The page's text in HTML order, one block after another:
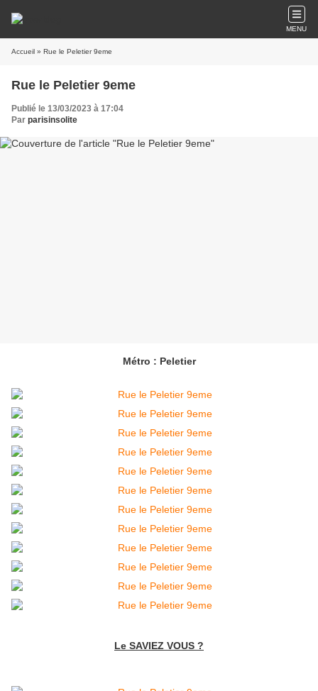
MENU
Accueil » Rue le Peletier 9eme
Rue le Peletier 9eme
Publié le 13/03/2023 à 17:04
Par parisinsolite
Métro : Peletier
Le SAVIEZ VOUS ?